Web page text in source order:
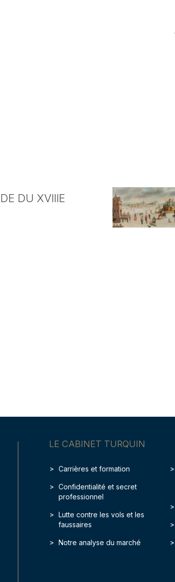
DU XVIIIE
LE CABINET TURQUIN
Carrières et formation
Confidentialité et secret
professionnel
Lutte contre les vols et les
faussaires
Notre analyse du marché